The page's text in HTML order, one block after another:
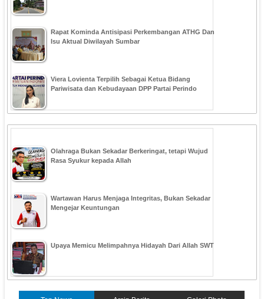
Rapat Kominda Antisipasi Perkembangan ATHG Dan
Isu Aktual Diwilayah Sumbar
Viera Lovienta Terpilih Sebagai Ketua Bidang
Pariwisata dan Kebudayaan DPP Partai Perindo
Olahraga Bukan Sekadar Berkeringat, tetapi Wujud
Rasa Syukur kepada Allah
Wartawan Harus Menjaga Integritas, Bukan Sekadar
Mengejar Keuntungan
Upaya Memicu Melimpahnya Hidayah Dari Allah SWT